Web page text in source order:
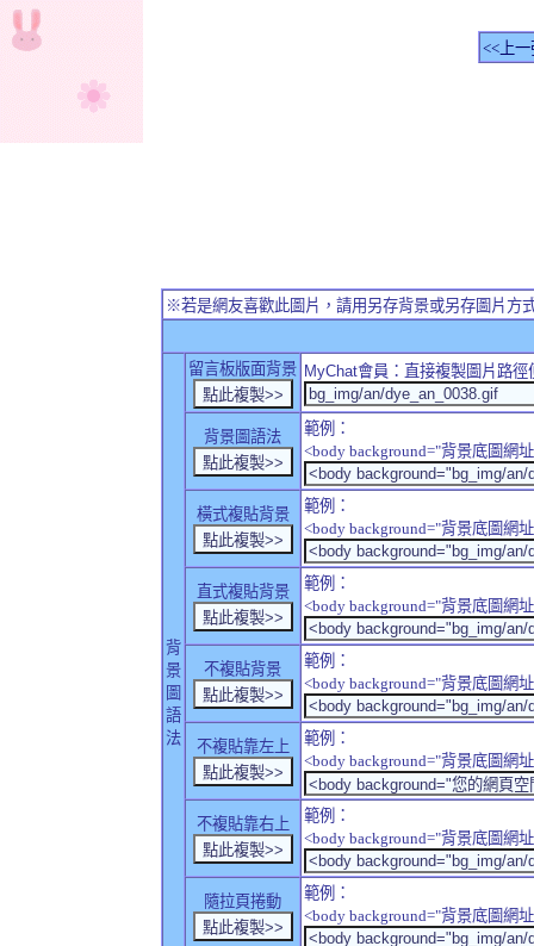
<<上一
※若是網友喜歡此圖片，請用另存背景或另存圖片方
背
景
圖
語
法
留言板版面背景 MyChat會員：直接複製圖片路
背景圖語法
範例：
<body background="背景底圖網
橫式複貼背景
範例：
<body background="背景底圖網
直式複貼背景
範例：
<body background="背景底圖網
不複貼背景
範例：
<body background="背景底圖網
不複貼靠左上
範例：
<body background="背景底圖網
不複貼靠右上
範例：
<body background="背景底圖網
隨拉頁捲動
範例：
<body background="背景底圖網